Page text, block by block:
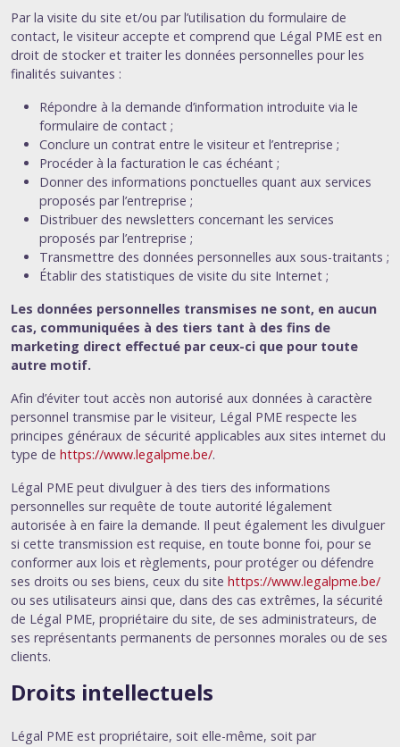
Par la visite du site et/ou par l’utilisation du formulaire de
contact, le visiteur accepte et comprend que Légal PME est en
droit de stocker et traiter les données personnelles pour les
finalités suivantes :
Répondre à la demande d’information introduite via le
formulaire de contact ;
Conclure un contrat entre le visiteur et l’entreprise ;
Procéder à la facturation le cas échéant ;
Donner des informations ponctuelles quant aux services
proposés par l’entreprise ;
Distribuer des newsletters concernant les services
proposés par l’entreprise ;
Transmettre des données personnelles aux sous-traitants ;
Établir des statistiques de visite du site Internet ;
Les données personnelles transmises ne sont, en aucun
cas, communiquées à des tiers tant à des fins de
marketing direct effectué par ceux-ci que pour toute
autre motif.
Afin d’éviter tout accès non autorisé aux données à caractère
personnel transmise par le visiteur, Légal PME respecte les
principes généraux de sécurité applicables aux sites internet du
type de https://www.legalpme.be/.
Légal PME peut divulguer à des tiers des informations
personnelles sur requête de toute autorité légalement
autorisée à en faire la demande. Il peut également les divulguer
si cette transmission est requise, en toute bonne foi, pour se
conformer aux lois et règlements, pour protéger ou défendre
ses droits ou ses biens, ceux du site https://www.legalpme.be/
ou ses utilisateurs ainsi que, dans des cas extrêmes, la sécurité
de Légal PME, propriétaire du site, de ses administrateurs, de
ses représentants permanents de personnes morales ou de ses
clients.
Droits intellectuels
Légal PME est propriétaire, soit elle-même, soit par